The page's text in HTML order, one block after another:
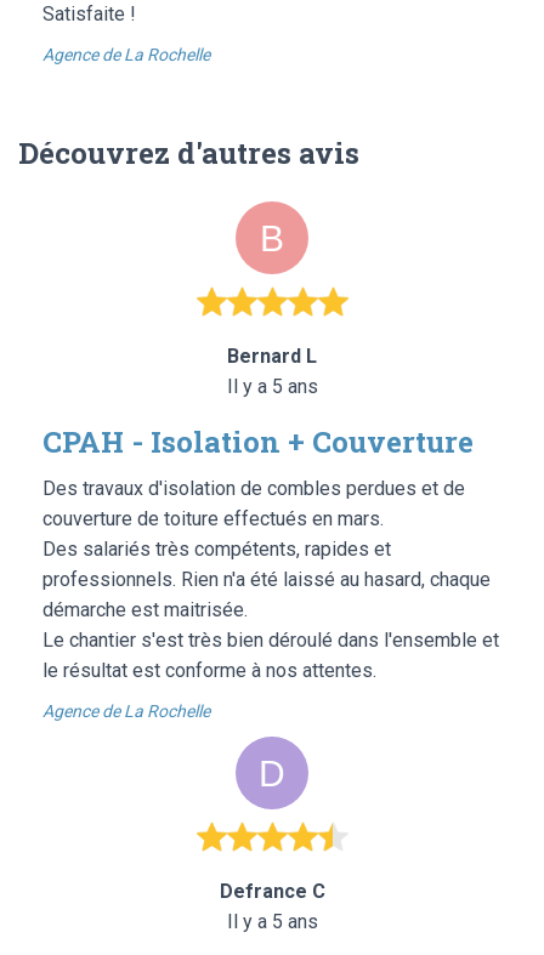
Satisfaite !
Agence de La Rochelle
Découvrez d'autres avis
Bernard L
Il y a 5 ans
CPAH - Isolation + Couverture
Des travaux d'isolation de combles perdues et de
couverture de toiture effectués en mars.
Des salariés très compétents, rapides et
professionnels. Rien n'a été laissé au hasard, chaque
démarche est maitrisée.
Le chantier s'est très bien déroulé dans l'ensemble et
le résultat est conforme à nos attentes.
Agence de La Rochelle
Defrance C
Il y a 5 ans